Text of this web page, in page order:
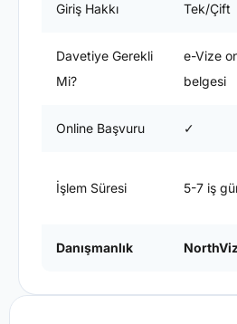
Giriş Hakkı Tek/Çift
Davetiye Gerekli
Mi?
e-Vize
belgesi
Online Başvuru ✓
İşlem Süresi 5-7 iş
Danışmanlık